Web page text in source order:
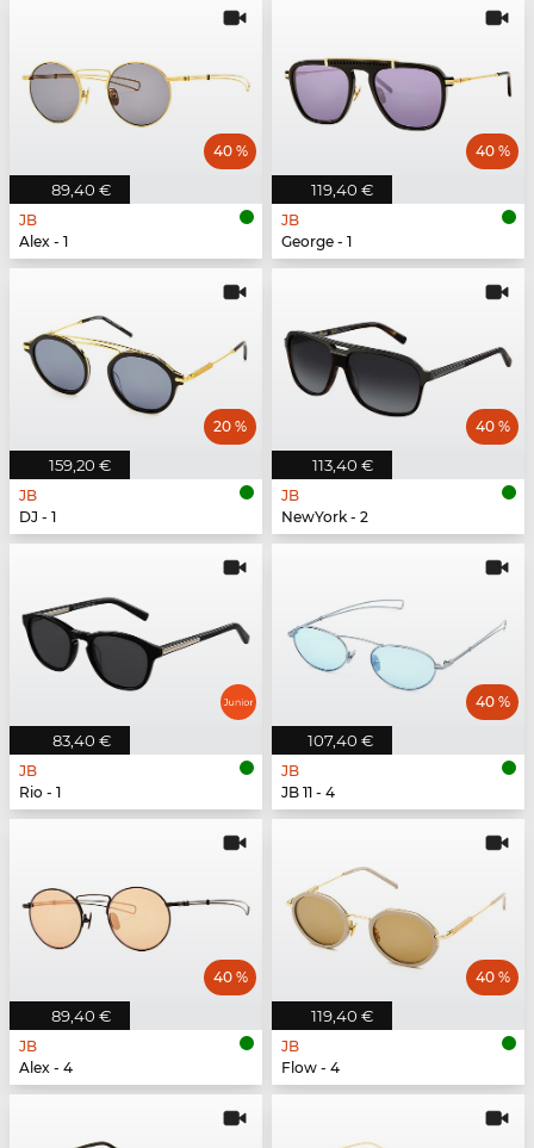
89,40 €
40 %
JB
Alex - 1
119,40 €
40 %
JB
George - 1
159,20 €
20 %
JB
DJ - 1
113,40 €
40 %
JB
NewYork - 2
83,40 €
JB
Rio - 1
107,40 €
40 %
JB
JB 11 - 4
89,40 €
40 %
JB
Alex - 4
119,40 €
40 %
JB
Flow - 4